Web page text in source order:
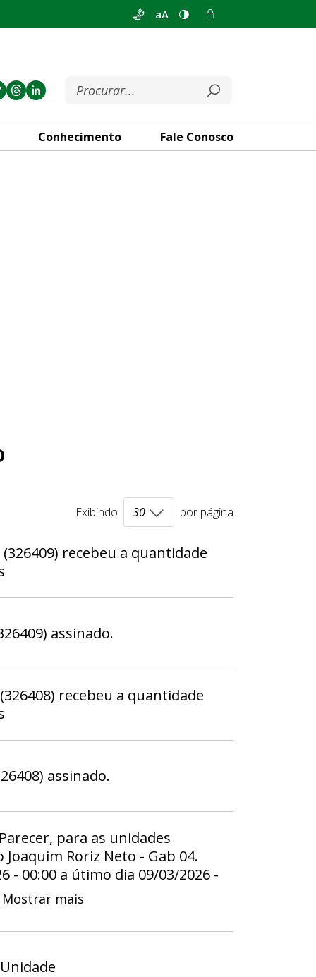
aA
Conhecimento Fale Conosco
Exibindo por página
recebeu a quantidade
assinado.
recebeu a quantidade
assinado.
para as unidades
Roriz Neto - Gab 04.
- 00:00 a útimo dia 09/03/2026 -
Mostrar mais